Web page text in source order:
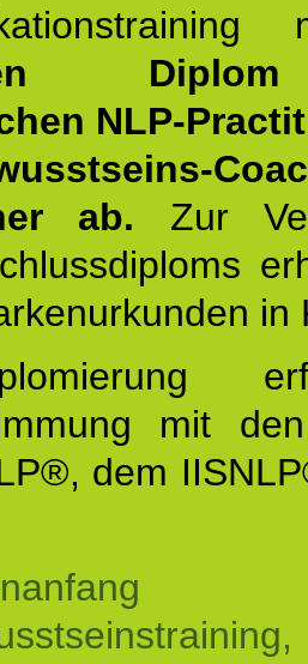
NLP-
ab. Zur
in
mit
dem